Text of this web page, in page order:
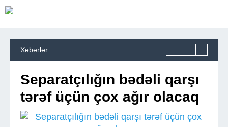
Xəbərlər
Separatçılığın bədəli qarşı
tərəf üçün çox ağır olacaq